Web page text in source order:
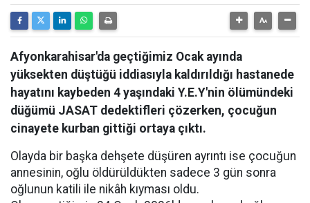
Afyonkarahisar'da geçtiğimiz Ocak ayında
yüksekten düştüğü iddiasıyla kaldırıldığı hastanede
hayatını kaybeden 4 yaşındaki Y.E.Y'nin ölümündeki
düğümü JASAT dedektifleri çözerken, çocuğun
cinayete kurban gittiği ortaya çıktı.
Olayda bir başka dehşete düşüren ayrıntı ise çocuğun
annesinin, oğlu öldürüldükten sadece 3 gün sonra
oğlunun katili ile nikâh kıyması oldu.